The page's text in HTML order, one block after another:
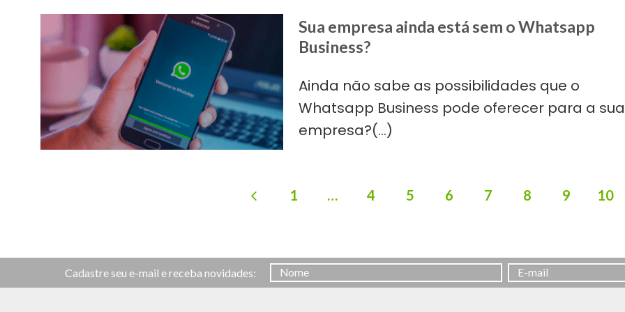
Sua empresa ainda está sem o Whatsapp
Business?
Ainda não sabe as possibilidades que o
Whatsapp Business pode oferecer para a sua
empresa?(...)
1 … 4 5 6 7 8 9 10
Cadastre seu e-mail e receba novidades: